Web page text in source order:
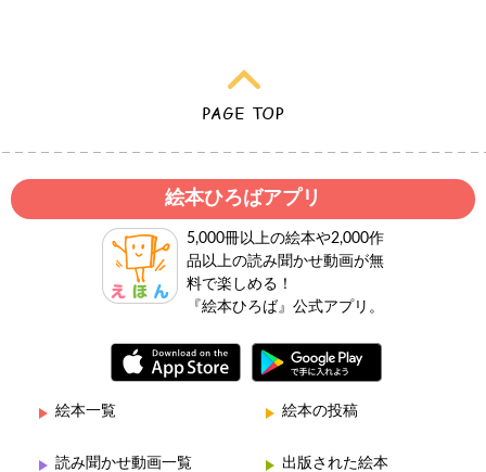
絵本ひろばアプリ
5,000冊以上の絵本や2,000作
品以上の読み聞かせ動画が無
料で楽しめる！
『絵本ひろば』公式アプリ。
絵本一覧 絵本の投稿
読み聞かせ動画一覧 出版された絵本